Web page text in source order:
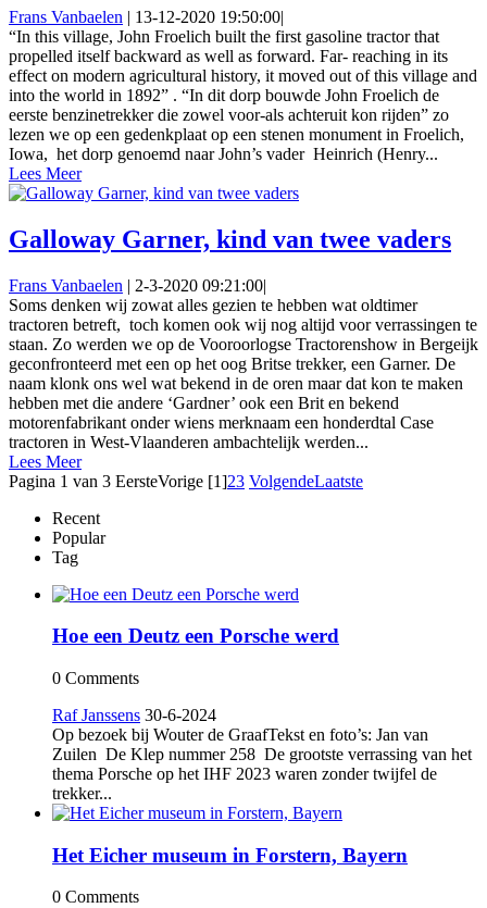
Frans Vanbaelen | 13-12-2020 19:50:00|
“In this village, John Froelich built the first gasoline tractor that
propelled itself backward as well as forward. Far- reaching in its
effect on modern agricultural history, it moved out of this village and
into the world in 1892” . “In dit dorp bouwde John Froelich de
eerste benzinetrekker die zowel voor-als achteruit kon rijden” zo
lezen we op een gedenkplaat op een stenen monument in Froelich,
Iowa, het dorp genoemd naar John’s vader Heinrich (Henry...
Lees Meer
Galloway Garner, kind van twee vaders
Frans Vanbaelen | 2-3-2020 09:21:00|
Soms denken wij zowat alles gezien te hebben wat oldtimer
tractoren betreft, toch komen ook wij nog altijd voor verrassingen te
staan. Zo werden we op de Vooroorlogse Tractorenshow in Bergeijk
geconfronteerd met een op het oog Britse trekker, een Garner. De
naam klonk ons wel wat bekend in de oren maar dat kon te maken
hebben met die andere ‘Gardner’ ook een Brit en bekend
motorenfabrikant onder wiens merknaam een honderdtal Case
tractoren in West-Vlaanderen ambachtelijk werden...
Lees Meer
Pagina 1 van 3 EersteVorige [1]23 VolgendeLaatste
Recent
Popular
Tag
Hoe een Deutz een Porsche werd
0 Comments
Raf Janssens 30-6-2024
Op bezoek bij Wouter de GraafTekst en foto’s: Jan van
Zuilen De Klep nummer 258 De grootste verrassing van het
thema Porsche op het IHF 2023 waren zonder twijfel de
trekker...
Het Eicher museum in Forstern, Bayern
0 Comments